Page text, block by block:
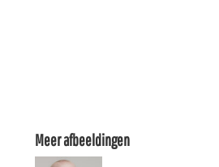
Meer afbeeldingen